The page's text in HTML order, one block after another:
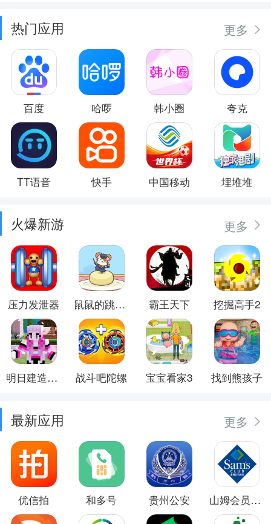
热门应用 更多
百度 哈啰 韩小圈 夸克
TT语音 快手 中国移动 埋堆堆
火爆新游 更多
压力发泄器 鼠鼠的跳跃冒险 霸王天下 挖掘高手2
明日建造大师 战斗吧陀螺 宝宝看家3 找到熊孩子
最新应用 更多
优信拍 和多号 贵州公安 山姆会员商店